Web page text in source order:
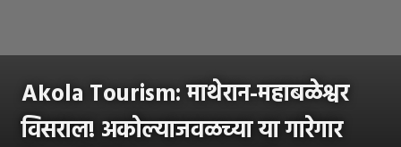
Akola Tourism: माथेरान-महाबळेश्वर
विसराल! अकोल्याजवळच्या या गारेगार